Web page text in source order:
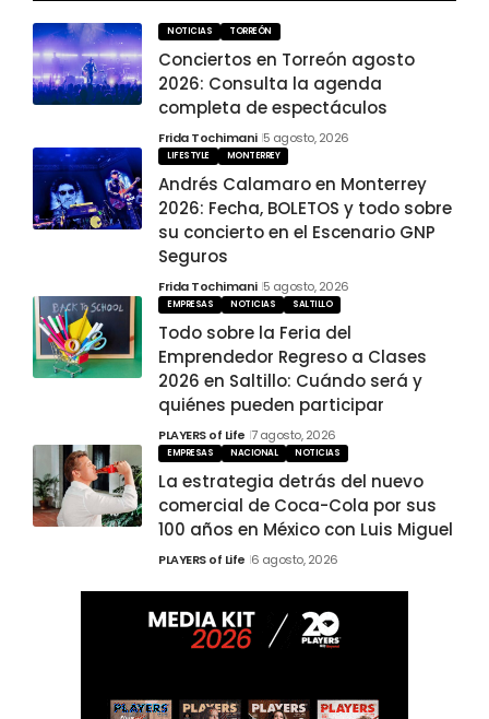
NOTICIAS TORREÓN
Conciertos en Torreón agosto
2026: Consulta la agenda
completa de espectáculos
Frida Tochimani 5 agosto, 2026
LIFESTYLE MONTERREY
Andrés Calamaro en Monterrey
2026: Fecha, BOLETOS y todo sobre
su concierto en el Escenario GNP
Seguros
Frida Tochimani 5 agosto, 2026
EMPRESAS NOTICIAS SALTILLO
Todo sobre la Feria del
Emprendedor Regreso a Clases
2026 en Saltillo: Cuándo será y
quiénes pueden participar
PLAYERS of Life 7 agosto, 2026
EMPRESAS NACIONAL NOTICIAS
La estrategia detrás del nuevo
comercial de Coca-Cola por sus
100 años en México con Luis Miguel
PLAYERS of Life 6 agosto, 2026